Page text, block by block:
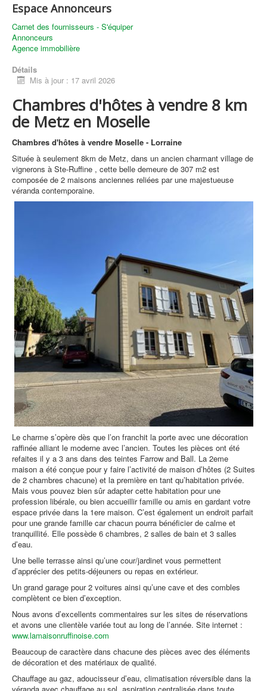
Espace Annonceurs
Carnet des fournisseurs - S'équiper
Annonceurs
Agence immobilière
Détails
Mis à jour : 17 avril 2026
Chambres d'hôtes à vendre 8 km
de Metz en Moselle
Chambres d'hôtes à vendre Moselle - Lorraine
Située à seulement 8km de Metz, dans un ancien charmant village de
vignerons à Ste-Ruffine , cette belle demeure de 307 m2 est
composée de 2 maisons anciennes reliées par une majestueuse
véranda contemporaine.
Le charme s’opère dès que l’on franchit la porte avec une décoration
raffinée alliant le moderne avec l’ancien. Toutes les pièces ont été
refaites il y a 3 ans dans des teintes Farrow and Ball. La 2eme
maison a été conçue pour y faire l’activité de maison d’hôtes (2 Suites
de 2 chambres chacune) et la première en tant qu’habitation privée.
Mais vous pouvez bien sûr adapter cette habitation pour une
profession libérale, ou bien accueillir famille ou amis en gardant votre
espace privée dans la 1ere maison. C’est également un endroit parfait
pour une grande famille car chacun pourra bénéficier de calme et
tranquillité. Elle possède 6 chambres, 2 salles de bain et 3 salles
d’eau.
Une belle terrasse ainsi qu’une cour/jardinet vous permettent
d’apprécier des petits-déjeuners ou repas en extérieur.
Un grand garage pour 2 voitures ainsi qu’une cave et des combles
complètent ce bien d’exception.
Nous avons d’excellents commentaires sur les sites de réservations
et avons une clientèle variée tout au long de l’année. Site internet :
www.lamaisonruffinoise.com
Beaucoup de caractère dans chacune des pièces avec des éléments
de décoration et des matériaux de qualité.
Chauffage au gaz, adoucisseur d’eau, climatisation réversible dans la